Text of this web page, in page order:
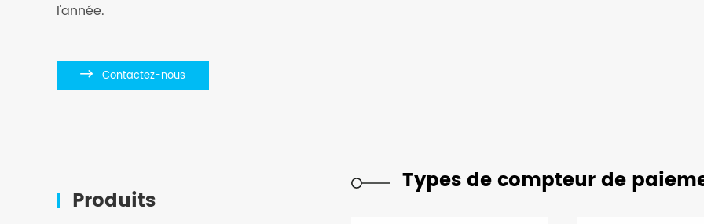
l'année.
 Contactez-nous
Types de compteur de
Produits